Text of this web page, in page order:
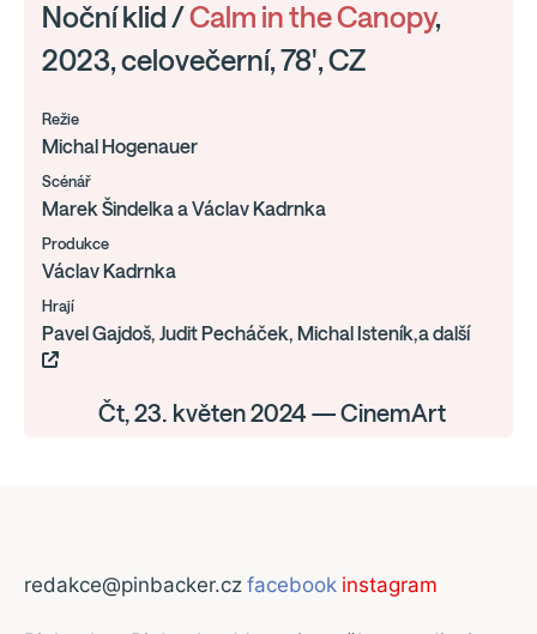
Noční klid /Calm in the Canopy,
2023, celovečerní, 78', CZ
Režie
Michal Hogenauer
Scénář
Marek Šindelka a Václav Kadrnka
Produkce
Václav Kadrnka
Hrají
Pavel Gajdoš, Judit Pecháček, Michal Isteník,a další
Čt, 23. květen 2024 — CinemArt
redakce@pinbacker.cz facebook instagram